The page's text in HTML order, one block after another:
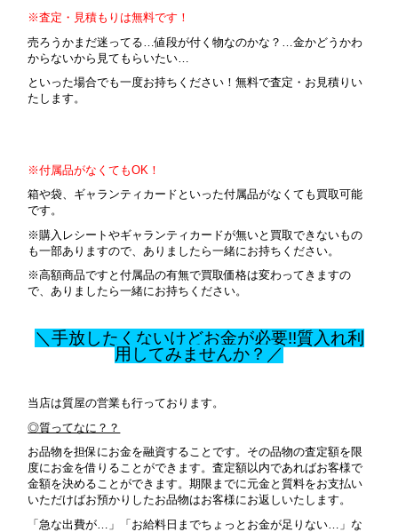
※査定・見積もりは無料です！
売ろうかまだ迷ってる…値段が付く物なのかな？…金かどうかわ
からないから見てもらいたい…
といった場合でも一度お持ちください！無料で査定・お見積りい
たします。
※付属品がなくてもOK！
箱や袋、ギャランティカードといった付属品がなくても買取可能
です。
※購入レシートやギャランティカードが無いと買取できないもの
も一部ありますので、ありましたら一緒にお持ちください。
※高額商品ですと付属品の有無で買取価格は変わってきますの
で、ありましたら一緒にお持ちください。
＼手放したくないけどお金が必要!!質入れ利
用してみませんか？／
当店は質屋の営業も行っております。
◎質ってなに？？
お品物を担保にお金を融資することです。その品物の査定額を限
度にお金を借りることができます。査定額以内であればお客様で
金額を決めることができます。期限までに元金と質料をお支払い
いただけばお預かりしたお品物はお客様にお返しいたします。
「急な出費が…」「お給料日までちょっとお金が足りない…」な